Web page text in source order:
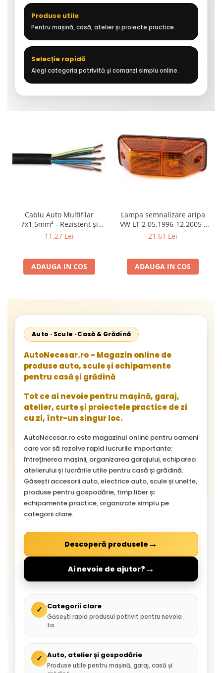
Produse utile
Pentru mașină, casă, atelier și proiecte practice.
Selecție rapidă
Alegi categoria potrivită și comanzi simplu online.
Cablu Auto Multifilar
7x1,5mm² - Rezistent și
Flexibil pentru Remorci 12V-
11,27 Lei
ADAUGA IN COS
Lampa semnalizare aripa
VW LT 2 05.1996-12.2005 ;
Mercedes Sprinter 1995-
Neoplan Euroliner,
Starliner,Centroliner,
21,61 Lei
ADAUGA IN COS
Auto · Scule · Casă & Grădină
AutoNecesar.ro – Magazin online de
produse auto, scule și echipamente
pentru casă și grădină
Tot ce ai nevoie pentru mașină, garaj,
atelier, curte și proiectele practice de zi
cu zi, într-un singur loc.
AutoNecesar.ro este magazinul online pentru oameni
care vor să rezolve rapid lucrurile importante:
întreținerea mașinii, organizarea garajului, echiparea
atelierului și lucrările utile pentru casă și grădină.
Găsești accesorii auto, electrice auto, scule și unelte,
produse pentru gospodărie, timp liber și
echipamente practice, organizate simplu pe
categorii clare.
Descoperă produsele →
Ai nevoie de ajutor? →
✓ Categorii clare
Găsești rapid produsul potrivit pentru nevoia
ta.
✓ Auto, atelier și gospodărie
Produse utile pentru mașină, garaj, casă și